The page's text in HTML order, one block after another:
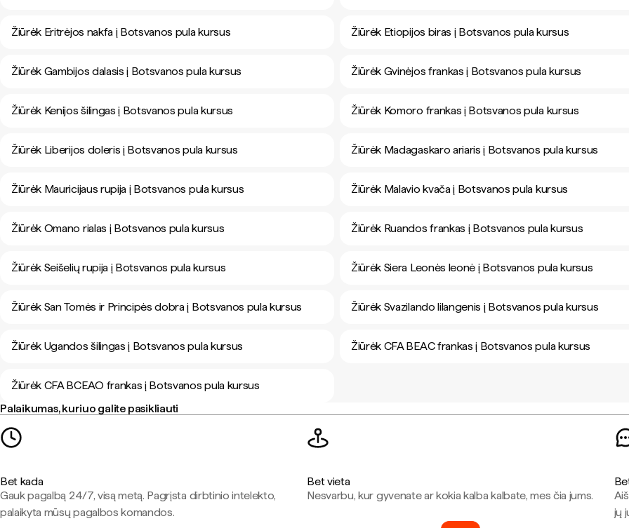
Žiūrėk Eritrėjos nakfa į Botsvanos pula kursus Žiūrėk Etiopijos biras į Botsvanos pula kursus
Žiūrėk Gambijos dalasis į Botsvanos pula kursus Žiūrėk Gvinėjos frankas į Botsvanos pula kursus
Žiūrėk Kenijos šilingas į Botsvanos pula kursus Žiūrėk Komoro frankas į Botsvanos pula kursus
Žiūrėk Liberijos doleris į Botsvanos pula kursus Žiūrėk Madagaskaro ariaris į Botsvanos pula kursus
Žiūrėk Mauricijaus rupija į Botsvanos pula kursus Žiūrėk Malavio kvača į Botsvanos pula kursus
Žiūrėk Omano rialas į Botsvanos pula kursus Žiūrėk Ruandos frankas į Botsvanos pula kursus
Žiūrėk Seišelių rupija į Botsvanos pula kursus Žiūrėk Siera Leonės leonė į Botsvanos pula kursus
Žiūrėk San Tomės ir Principės dobra į Botsvanos pula kursus Žiūrėk Svazilando lilangenis į Botsvanos pula kursus
Žiūrėk Ugandos šilingas į Botsvanos pula kursus Žiūrėk CFA BEAC frankas į Botsvanos pula kursus
Žiūrėk CFA BCEAO frankas į Botsvanos pula kursus
Palaikumas, kuriuo galite pasikliauti
Bet kada
Gauk pagalbą 24/7, visą metą. Pagrįsta dirbtinio intelekto,
palaikyta mūsų pagalbos komandos.
Bet vieta
Nesvarbu, kur gyvenate ar kokia kalba kalbate, mes čia jums.
jų